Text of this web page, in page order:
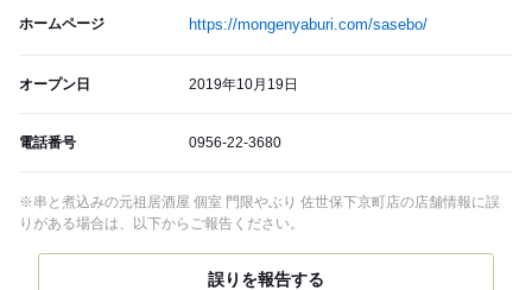
ホームページ https://mongenyaburi.com/sasebo/
オープン日 2019年10月19日
電話番号 0956-22-3680
※串と煮込みの元祖居酒屋 個室 門限やぶり 佐世保下京町店の店舗情報に誤
りがある場合は、以下からご報告ください。
誤りを報告する